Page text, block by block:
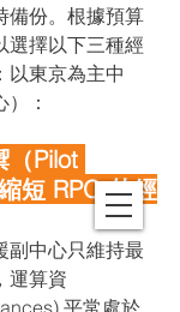
備份。根據預算
選擇以下三種經
以東京為主中
：
（Pilot
RPO 的經
副中心只維持最
運算資
平常處於